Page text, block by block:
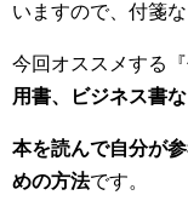
いますので、付箋
今回オススメする
用書、ビジネス書
本を読んで自分が
めの方法です。